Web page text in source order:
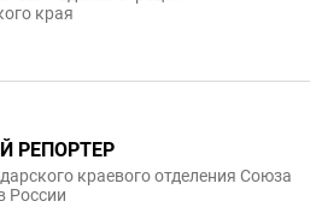
края
РЕПОРТЕР
краевого отделения Союза
России